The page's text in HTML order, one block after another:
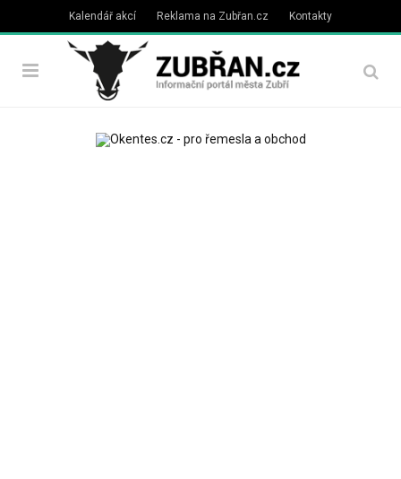
Kalendář akcí Reklama na Zubřan.cz Kontakty